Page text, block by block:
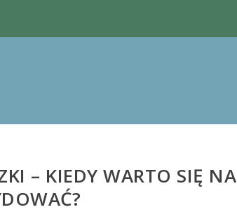
– KIEDY WARTO SIĘ NA